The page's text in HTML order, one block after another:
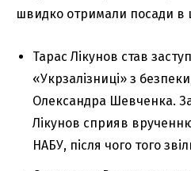
швидко отримали посади в
Тарас Лікунов став
«Укрзалізниці» з
Олександра Шевченка.
Лікунов сприяв
НАБУ, після чого того